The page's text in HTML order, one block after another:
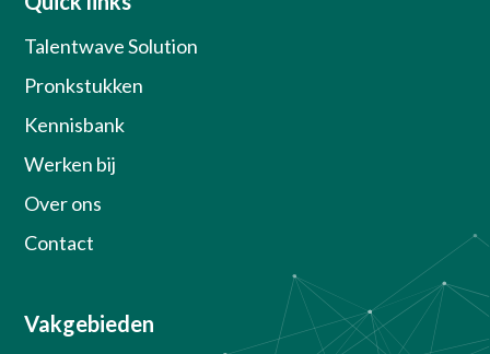
Talentwave Solution
Pronkstukken
Kennisbank
Werken bij
Over ons
Contact
Vakgebieden